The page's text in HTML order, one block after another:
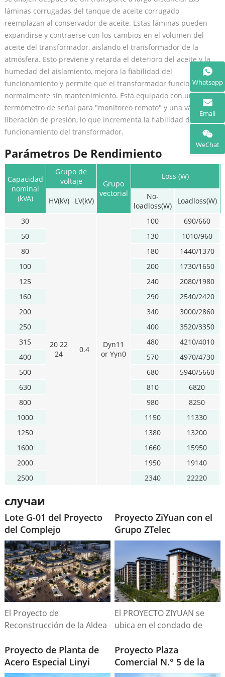
láminas corrugadas del tanque de aceite corrugado
reemplazan al conservador de aceite. Estas láminas pueden
expandirse y contraerse con los cambios en el volumen del
aceite del transformador, aislando el transformador de la
atmósfera. Esto previene y retarda el deterioro del aceite y la
humedad del aislamiento, mejora la fiabilidad del
funcionamiento y permite que el transformador funcione
normalmente sin mantenimiento. Está equipado con un
termómetro de señal para "monitoreo remoto" y una válvula de
liberación de presión, lo que incrementa la fiabilidad del
funcionamiento del transformador.
Parámetros De Rendimiento
Capacidad
nominal
(kVA)
Grupo de
voltaje
Grupo
vectorial
Loss (W)
HV(kV) LV(kV)
No-
loadloss(W)
Loadloss(W)
30
20 22
24
0.4
Dyn11
or Yyn0
100
690/660
50
130
1010/960
80
180
1440/1370
100
200
1730/1650
125
240
2080/1980
160
290
2540/2420
200
340
3000/2860
250
400
3520/3350
315
480
4210/4010
400
570
4970/4730
500
680
5940/5660
630
810
6820
800
980
8250
1000
1150
11330
1250
1380
13200
1600
1660
15950
2000
1950
19140
2500
2340 22220
случаи
Lote G-01 del Proyecto
del Complejo
DaJingJiang
El Proyecto de
Reconstrucción de la Aldea
centro de la ciudad, abarca
una superficie total de
260,03 mu y cuenta con 16
Proyecto ZiYuan con el
Grupo ZTelec
El PROYECTO ZIYUAN se
ubica en el condado de
Zhengzhou, con una
superficie construida de
83414,1 hectáreas, una
Proyecto de Planta de
Acero Especial Linyi
Sande
Proyecto Plaza
Comercial N.° 5 de la
ciudad de HuaNan
Whatsapp
Email
WeChat